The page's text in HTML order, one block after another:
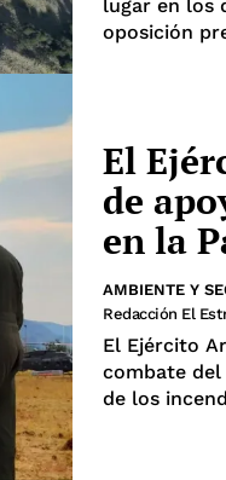
lugar en los
oposición
El
de
en la
AMBIENTE Y
Redacción El
El Ejército
combate del
de los